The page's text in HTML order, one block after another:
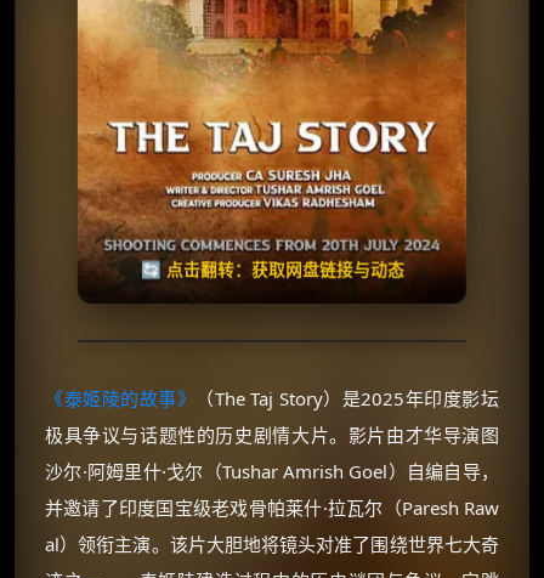
🔄 点击翻转：获取网盘链接与动态
失效请反馈
🧧️
天天领红包
《泰姬陵的故事》
（The Taj Story）是2025年印度影坛
极具争议与话题性的历史剧情大片。影片由才华导演图
沙尔·阿姆里什·戈尔（Tushar Amrish Goel）自编自导，
并邀请了印度国宝级老戏骨帕莱什·拉瓦尔（Paresh Raw
al）领衔主演。该片大胆地将镜头对准了围绕世界七大奇